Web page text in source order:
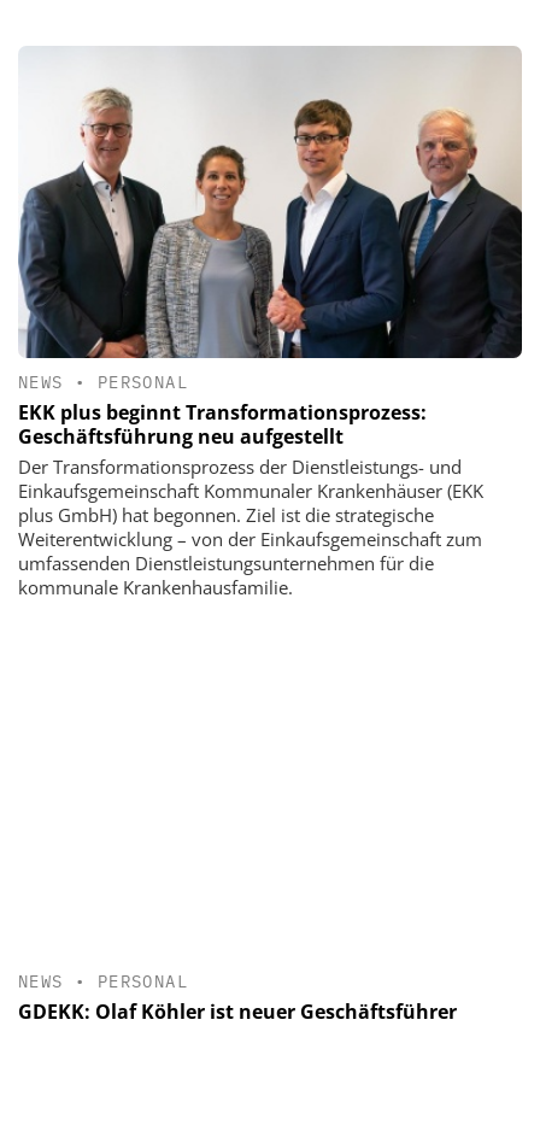
NEWS • PERSONAL
EKK plus beginnt Transformationsprozess:
Geschäftsführung neu aufgestellt
Der Transformationsprozess der Dienstleistungs- und
Einkaufsgemeinschaft Kommunaler Krankenhäuser (EKK
plus GmbH) hat begonnen. Ziel ist die strategische
Weiterentwicklung – von der Einkaufsgemeinschaft zum
umfassenden Dienstleistungsunternehmen für die
kommunale Krankenhausfamilie.
NEWS • PERSONAL
GDEKK: Olaf Köhler ist neuer Geschäftsführer